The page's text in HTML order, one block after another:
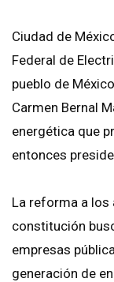
Ciudad de
Federal de
pueblo de
Carmen Bernal
energética que
entonces
La reforma a los
constitución
empresas
generación de